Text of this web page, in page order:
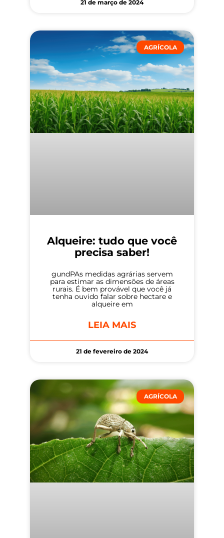
21 de março de 2024
AGRÍCOLA
Alqueire: tudo que você
precisa saber!
gundPAs medidas agrárias servem
para estimar as dimensões de áreas
rurais. É bem provável que você já
tenha ouvido falar sobre hectare e
alqueire em
LEIA MAIS
21 de fevereiro de 2024
AGRÍCOLA